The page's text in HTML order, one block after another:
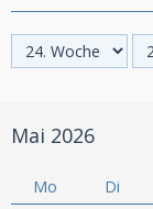
Mai 2026
Mo Di